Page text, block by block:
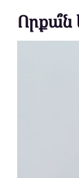
Որքա՞ն